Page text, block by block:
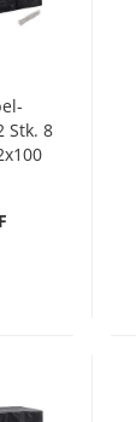
Stk. 8